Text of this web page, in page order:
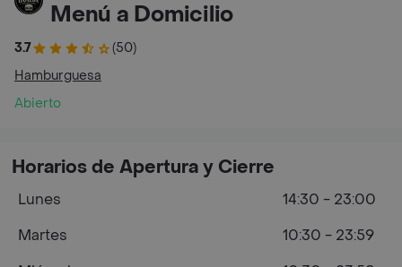
Menú a Domicilio
3.7
(50)
Hamburguesa
Abierto
Horarios de Apertura y Cierre
Lunes
14:30 - 23:00
Martes
10:30 - 23:59